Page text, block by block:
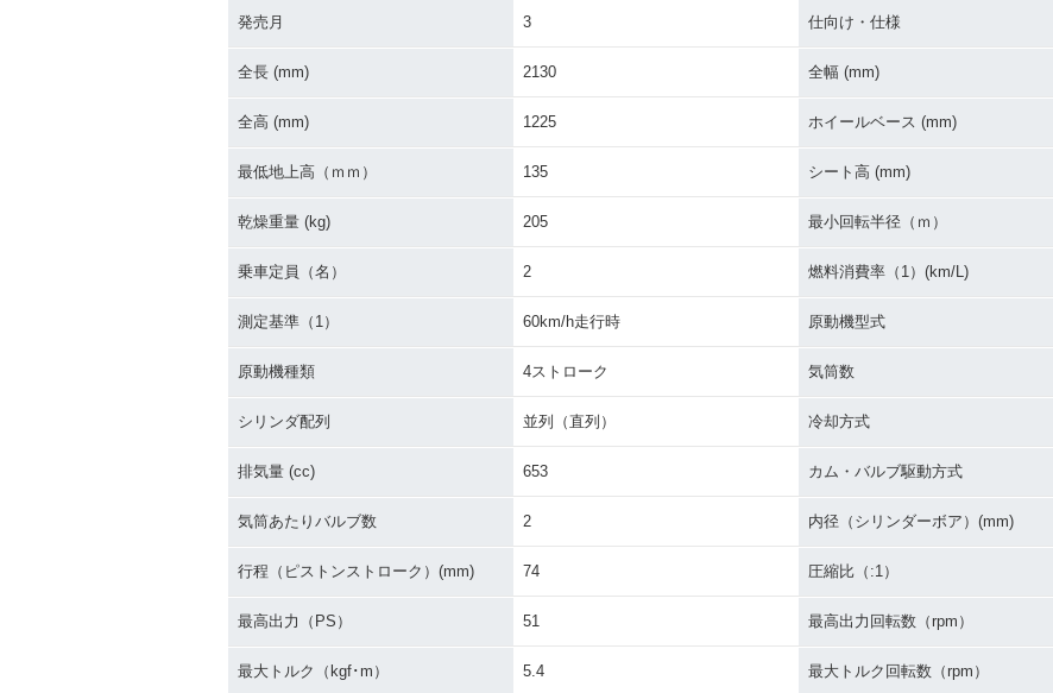
発売月 3 仕向け・仕様
全長 (mm) 2130 全幅 (mm)
全高 (mm) 1225 ホイールベース (mm)
最低地上高（ｍｍ） 135 シート高 (mm)
乾燥重量 (kg) 205 最小回転半径（ｍ）
乗車定員（名） 2 燃料消費率（1）(km/L)
測定基準（1） 60km/h走行時 原動機型式
原動機種類 4ストローク 気筒数
シリンダ配列 並列（直列） 冷却方式
排気量 (cc) 653 カム・バルブ駆動方式
気筒あたりバルブ数 2 内径（シリンダーボア）(mm)
行程（ピストンストローク）(mm) 74 圧縮比（:1）
最高出力（PS） 51 最高出力回転数（rpm）
最大トルク（kgf･m） 5.4 最大トルク回転数（rpm）